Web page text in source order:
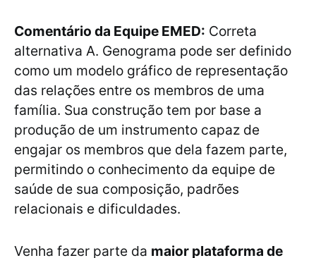
Comentário da Equipe EMED: Correta
alternativa A. Genograma pode ser definido
como um modelo gráfico de representação
das relações entre os membros de uma
família. Sua construção tem por base a
produção de um instrumento capaz de
engajar os membros que dela fazem parte,
permitindo o conhecimento da equipe de
saúde de sua composição, padrões
relacionais e dificuldades.
Venha fazer parte da maior plataforma de